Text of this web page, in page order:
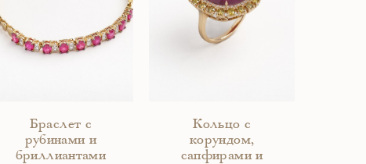
Браслет с
рубинами и
бриллиантами
Кольцо с
корундом,
сапфирами и